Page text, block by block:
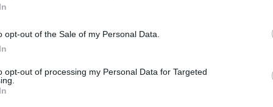
opt-out of the Sale of my Personal Data.
opt-out of processing my Personal Data for Targeted